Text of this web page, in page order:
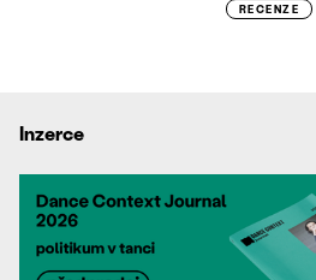
RECENZE
Inzerce